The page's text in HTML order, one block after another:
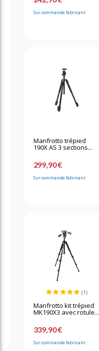
Sur commande fabricant
Manfrotto trépied
190X AS 3 sections...
299,90 €
Sur commande fabricant
(1)
Manfrotto kit trépied
MK190X3 avec rotule...
339,90 €
Sur commande fabricant